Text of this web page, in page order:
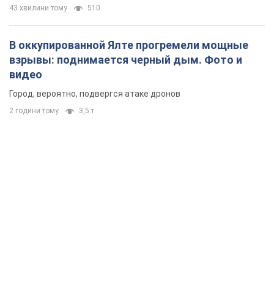
43 хвилини тому 510
В оккупированной Ялте прогремели мощные
взрывы: поднимается черный дым. Фото и
видео
Город, вероятно, подвергся атаке дронов
2 години тому 3,5 т.